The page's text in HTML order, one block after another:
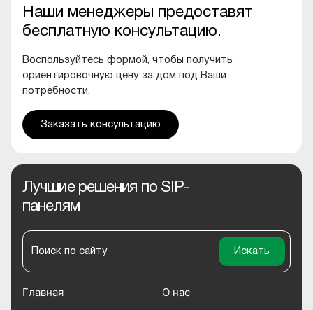
Наши менеджеры предоставят
бесплатную консультацию.
Воспользуйтесь формой, чтобы получить
ориентировочную цену за дом под Ваши
потребности.
Заказать консультацию
Лучшие решения по SIP-
панелям
Главная О нас